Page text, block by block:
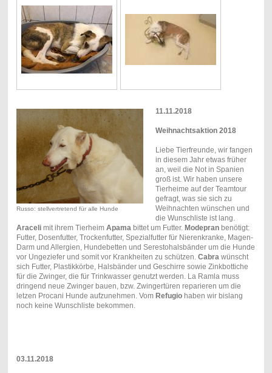
Russo: stellvertretend für alle Hunde
11.11.2018
Weihnachtsaktion 2018
Liebe Tierfreunde, wir fangen
in diesem Jahr etwas früher
an, weil die Not in Spanien
groß ist. Wir haben unsere
Tierheime auf der Teamtour
gefragt, was sie sich zu
Weihnachten wünschen und
die Wunschliste ist lang.
Aracelimit ihrem Tierheim Apama bittet um Futter. Modepranbenötigt:
Futter, Dosenfutter, Trockenfutter, Spezialfutter für Nierenkranke, Magen-
Darm und Allergien, Hundebetten und Serestohalsbänder um die Hunde
vor Ungeziefer und somit vor Krankheiten zu schützen. Cabra wünscht
sich Futter, Plastikkörbe, Halsbänder und Geschirre sowie Zinkbottiche
für die Zwinger, die für Trinkwasser genutzt werden. La Ramla muss
dringend neue Zwinger bauen, bzw. Zwingertüren reparieren um die
letzen Procani Hunde aufzunehmen. Vom Refugiohaben wir bislang
noch keine Wunschliste bekommen.
03.11.2018